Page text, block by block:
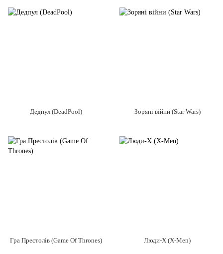
Дедпул (DeadPool) Зоряні війни (Star Wars)
Гра Престолів (Game Of Thrones) Люди-Х (X-Men)